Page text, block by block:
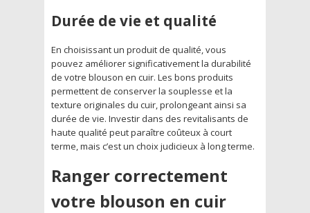
Durée de vie et qualité
En choisissant un produit de qualité, vous
pouvez améliorer significativement la durabilité
de votre blouson en cuir. Les bons produits
permettent de conserver la souplesse et la
texture originales du cuir, prolongeant ainsi sa
durée de vie. Investir dans des revitalisants de
haute qualité peut paraître coûteux à court
terme, mais c’est un choix judicieux à long terme.
Ranger correctement
votre blouson en cuir